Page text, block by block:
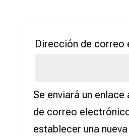
Dirección de correo
Se enviará un
de correo
establecer una